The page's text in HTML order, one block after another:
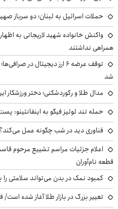
حملات اسرائیل به لبنان؛ دو سرباز
واکنش خانواده شهید لاریجانی به
همراهی نداشتند
توقف عرضه ۶ ارز دیجیتال
شد
مدال طلا و رکوردشکنی؛ دختر ورزشکار
حمله تند لوئیز فیگو به اینفانتینو:
فناوری دید در شب چگونه عمل می‌کند؟
اعلام جزئیات مراسم تشییع مرحوم
قطعه نام‌آوران
کمبود نمک در بدن می‌تواند سلامتی را
تغییر بزرگ در بازار طلا آغاز شده